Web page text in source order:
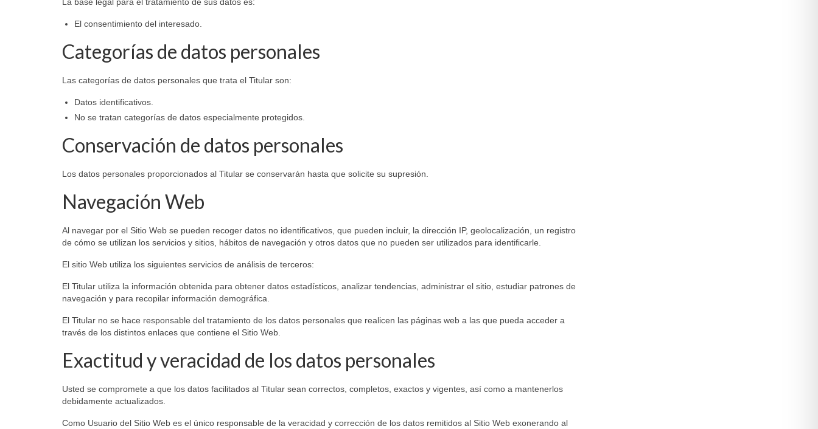
La base legal para el tratamiento de sus datos es:
El consentimiento del interesado.
Categorías de datos personales
Las categorías de datos personales que trata el Titular son:
Datos identificativos.
No se tratan categorías de datos especialmente protegidos.
Conservación de datos personales
Los datos personales proporcionados al Titular se conservarán hasta que solicite su supresión.
Navegación Web
Al navegar por el Sitio Web se pueden recoger datos no identificativos, que pueden incluir, la dirección IP, geolocalización, un registro
de cómo se utilizan los servicios y sitios, hábitos de navegación y otros datos que no pueden ser utilizados para identificarle.
El sitio Web utiliza los siguientes servicios de análisis de terceros:
El Titular utiliza la información obtenida para obtener datos estadísticos, analizar tendencias, administrar el sitio, estudiar patrones de
navegación y para recopilar información demográfica.
El Titular no se hace responsable del tratamiento de los datos personales que realicen las páginas web a las que pueda acceder a
través de los distintos enlaces que contiene el Sitio Web.
Exactitud y veracidad de los datos personales
Usted se compromete a que los datos facilitados al Titular sean correctos, completos, exactos y vigentes, así como a mantenerlos
debidamente actualizados.
Como Usuario del Sitio Web es el único responsable de la veracidad y corrección de los datos remitidos al Sitio Web exonerando al